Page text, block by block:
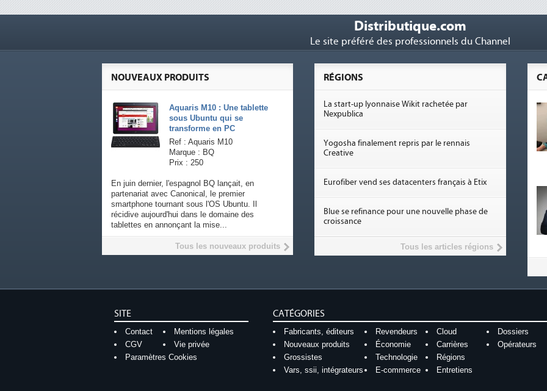
Distributique.com
Le site préféré des professionnels du Channel
NOUVEAUX PRODUITS
Aquaris M10 : Une tablette
sous Ubuntu qui se
transforme en PC
Ref : Aquaris M10
Marque : BQ
Prix : 250
En juin dernier, l'espagnol BQ lançait, en
partenariat avec Canonical, le premier
smartphone tournant sous l'OS Ubuntu. Il
récidive aujourd'hui dans le domaine des
tablettes en annonçant la mise...
Tous les nouveaux produits
RÉGIONS
La start-up lyonnaise Wikit rachetée par
Nexpublica
Yogosha finalement repris par le rennais
Creative
Eurofiber vend ses datacenters français à Etix
Blue se refinance pour une nouvelle phase de
croissance
Tous les articles régions
SITE
Contact
Mentions légales
CGV
Vie privée
Paramètres Cookies
CATÉGORIES
Fabricants, éditeurs Revendeurs Cloud
Dossiers
Nouveaux produits
Économie Carrières
Opérateurs
Grossistes
Technologie
Régions
Vars, ssii, intégrateurs
E-commerce Entretiens